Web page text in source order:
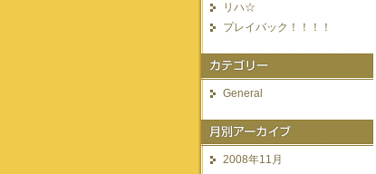
リハ☆
プレイバック！！！！
General
2008年11月